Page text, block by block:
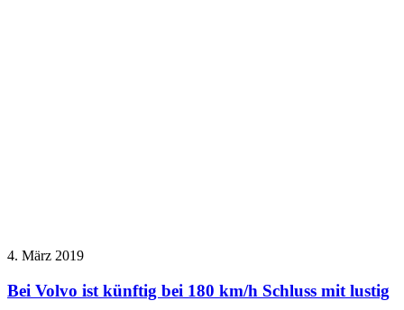
4. März 2019
Bei Volvo ist künftig bei 180 km/h Schluss mit lustig